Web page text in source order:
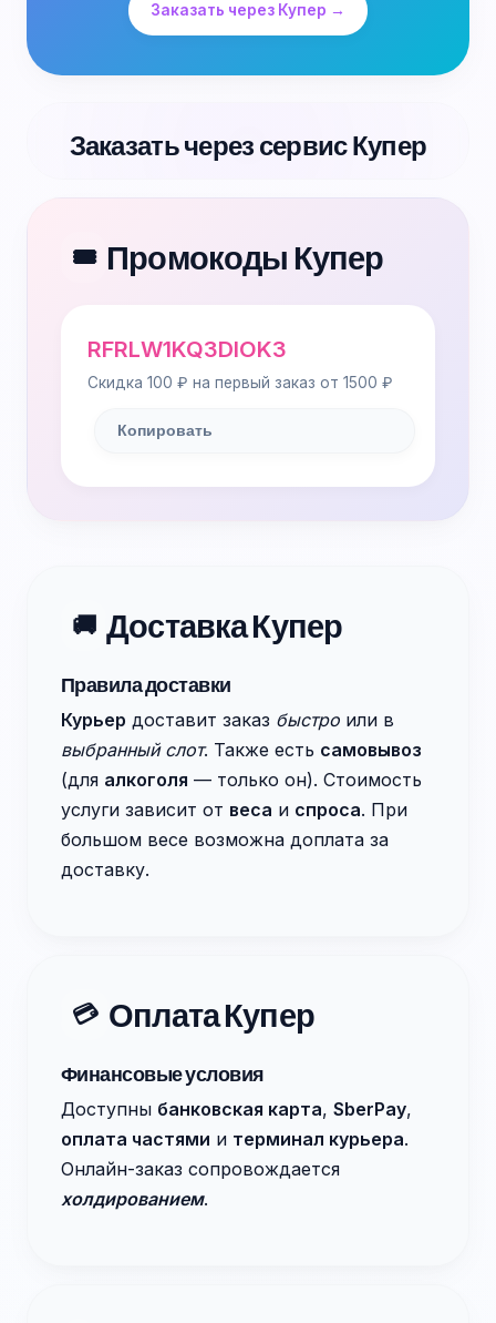
Заказать через Купер →
Заказать через сервис Купер
🎟️ Промокоды Купер
RFRLW1KQ3DIOK3
Скидка 100 ₽ на первый заказ от 1500 ₽
Копировать
🚚 Доставка Купер
Правила доставки
Курьер доставит заказ быстро или в
выбранный слот. Также есть самовывоз
(для алкоголя — только он). Стоимость
услуги зависит от веса и спроса. При
большом весе возможна доплата за
доставку.
💳 Оплата Купер
Финансовые условия
Доступны банковская карта, SberPay,
оплата частями и терминал курьера.
Онлайн-заказ сопровождается
холдированием.